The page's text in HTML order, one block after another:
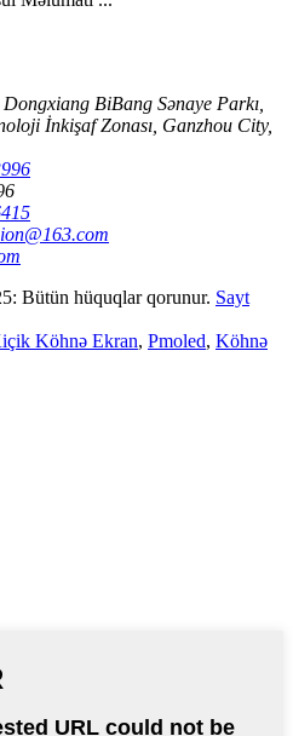
BiBang Sənaye Parkı,
İnkişaf Zonası, Ganzhou City,
Bütün hüquqlar qorunur. Sayt
Köhnə Ekran, Pmoled, Köhnə